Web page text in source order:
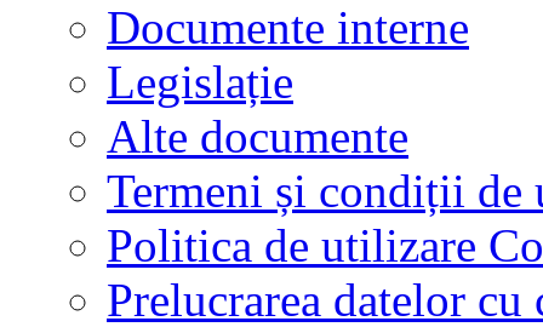
Documente interne
Legislație
Alte documente
Termeni și condiții de
Politica de utilizare
Prelucrarea datelor cu